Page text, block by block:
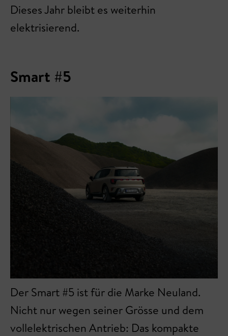
Dieses Jahr bleibt es weiterhin
elektrisierend.
Smart #5
Der Smart #5 ist für die Marke Neuland.
Nicht nur wegen seiner Grösse und dem
vollelektrischen Antrieb: Das kompakte